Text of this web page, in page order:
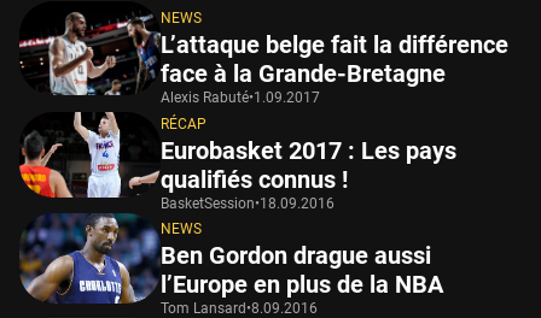
NEWS
L’attaque belge fait la différence
face à la Grande-Bretagne
Alexis Rabuté•1.09.2017
RÉCAP
Eurobasket 2017 : Les pays
qualifiés connus !
BasketSession•18.09.2016
NEWS
Ben Gordon drague aussi
l’Europe en plus de la NBA
Tom Lansard•8.09.2016